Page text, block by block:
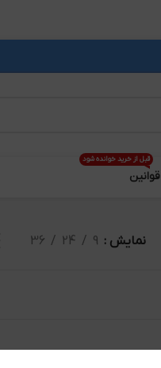
قوانین
قبل از خرید خوانده شود
نمایش 9
24
36